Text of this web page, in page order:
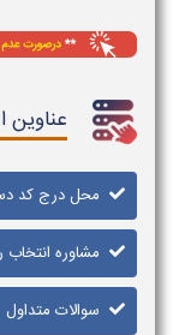
عناوین
محل درج کد
مشاوره انتخاب
سوالات متداول